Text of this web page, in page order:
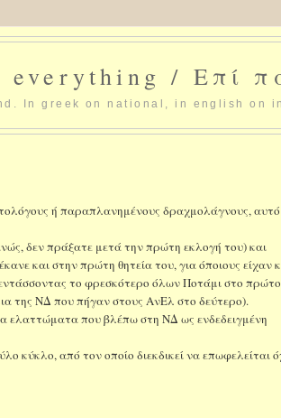
everything / Επί
In greek on national, in english on
ή παραπλανημένους δραχμολάγνους, αυτό
δεν πράξατε μετά την πρώτη εκλογή του) και
και στην πρώτη θητεία του, για όποιους είχαν
το φρεσκότερο όλων Ποτάμι στο
της ΝΔ που πήγαν στους ΑνΕλ στο δεύτερο).
ελαττώματα που βλέπω στη ΝΔ ως ενδεδειγμένη
κύκλο, από τον οποίο διεκδικεί να επωφελείται